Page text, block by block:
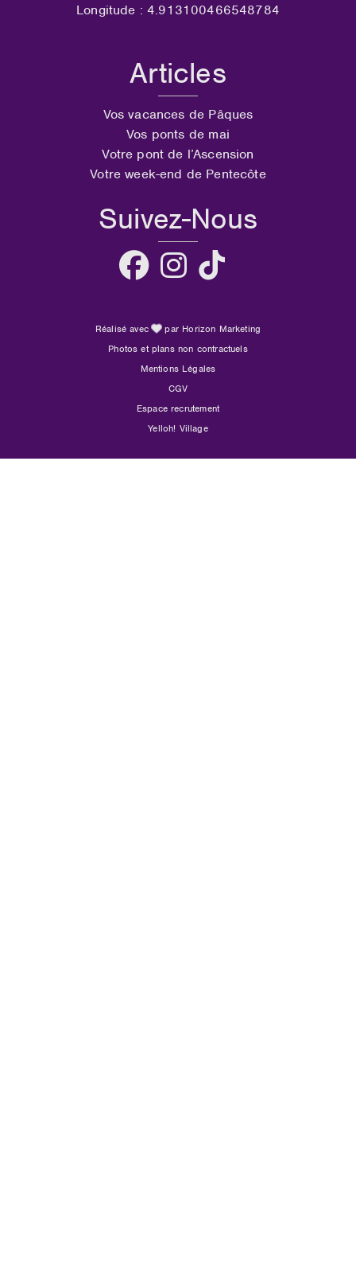
Longitude : 4.913100466548784
Articles
Vos vacances de Pâques
Vos ponts de mai
Votre pont de l’Ascension
Votre week-end de Pentecôte
Suivez-Nous
Réalisé avec
par Horizon Marketing
Photos et plans non contractuels
Mentions Légales
CGV
Espace recrutement
Yelloh! Village